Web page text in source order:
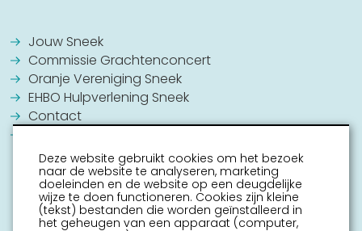
Jouw Sneek
Commissie Grachtenconcert
Oranje Vereniging Sneek
EHBO Hulpverlening Sneek
Contact
Deze website gebruikt cookies om het bezoek
naar de website te analyseren, marketing
doeleinden en de website op een deugdelijke
wijze te doen functioneren. Cookies zijn kleine
(tekst) bestanden die worden geïnstalleerd in
het geheugen van een apparaat (computer,